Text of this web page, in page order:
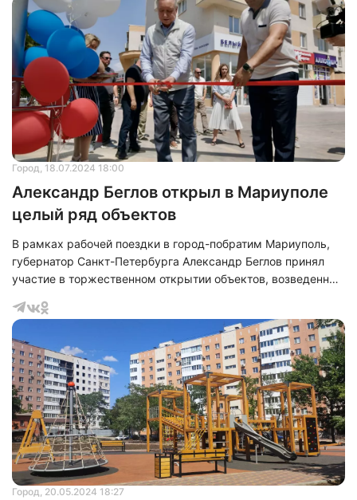
побратима Санкт-Петербурга».
Город, 18.07.2024 18:00
Александр Беглов открыл в Мариуполе
целый ряд объектов
В рамках рабочей поездки в город-побратим Мариуполь,
губернатор Санкт-Петербурга Александр Беглов принял
участие в торжественном открытии объектов, возведенных
объектов, где продолжаются работы по строительству,
реконструкции и благоустройству.
Город, 20.05.2024 18:27